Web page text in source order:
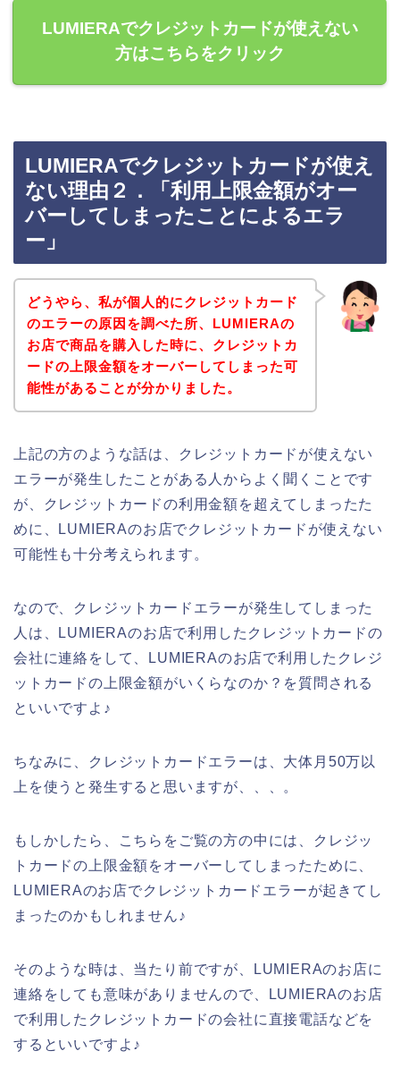
LUMIERAでクレジットカードが使えない
方はこちらをクリック
LUMIERAでクレジットカードが使え
ない理由２．「利用上限金額がオー
バーしてしまったことによるエラ
ー」
どうやら、私が個人的にクレジットカード
のエラーの原因を調べた所、LUMIERAの
お店で商品を購入した時に、クレジットカ
ードの上限金額をオーバーしてしまった可
能性があることが分かりました。
上記の方のような話は、クレジットカードが使えない
エラーが発生したことがある人からよく聞くことです
が、クレジットカードの利用金額を超えてしまったた
めに、LUMIERAのお店でクレジットカードが使えない
可能性も十分考えられます。
なので、クレジットカードエラーが発生してしまった
人は、LUMIERAのお店で利用したクレジットカードの
会社に連絡をして、LUMIERAのお店で利用したクレジ
ットカードの上限金額がいくらなのか？を質問される
といいですよ♪
ちなみに、クレジットカードエラーは、大体月50万以
上を使うと発生すると思いますが、、、。
もしかしたら、こちらをご覧の方の中には、クレジッ
トカードの上限金額をオーバーしてしまったために、
LUMIERAのお店でクレジットカードエラーが起きてし
まったのかもしれません♪
そのような時は、当たり前ですが、LUMIERAのお店に
連絡をしても意味がありませんので、LUMIERAのお店
で利用したクレジットカードの会社に直接電話などを
するといいですよ♪